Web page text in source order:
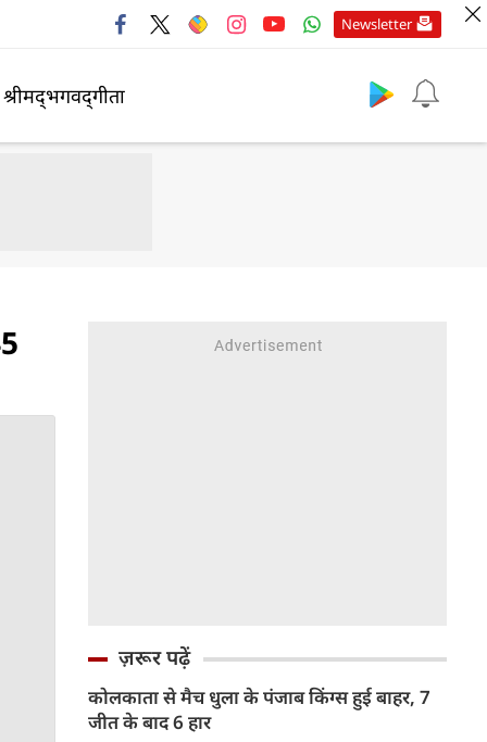
Newsletter
श्रीमद्‍भगवद्‍गीता
ज़रूर पढ़ें
कोलकाता से मैच धुला के पंजाब किंग्स हुई बाहर, 7
जीत के बाद 6 हार